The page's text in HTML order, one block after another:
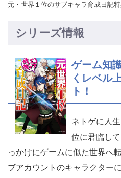
元・世界１位のサブキャラ育成日記
シリーズ情報
ゲーム知
くレベル
ト！
ネトゲに人
位に君臨し
っかけにゲームに似た世界へ
ブアカウントのキャラクター